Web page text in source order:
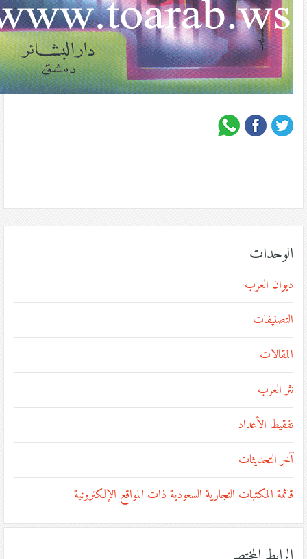
الوحدات
ديوان العرب
التصنيفات
المقالات
نثر العرب
تفقيط الأعداد
آخر التحديثات
قائمة المكتبات التجارية السعودية ذات المواقع الإلكترونية